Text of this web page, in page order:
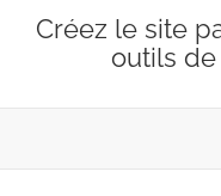
Créez le site
outils